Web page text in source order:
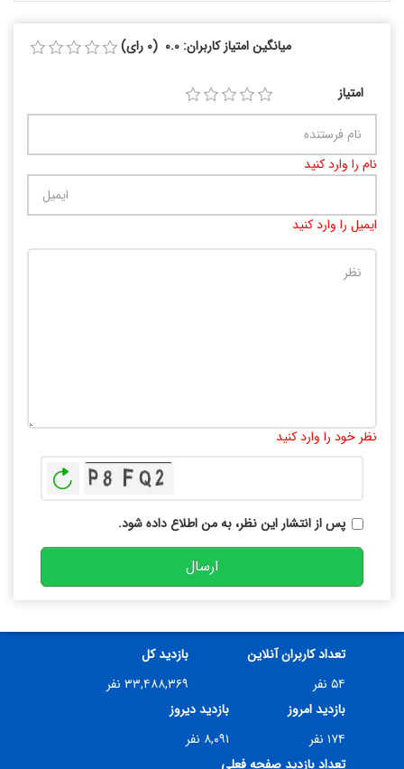
میانگین امتیاز کاربران: 0.0 (0 رای)
امتیاز
نام را وارد کنید
ایمیل را وارد کنید
نظر خود را وارد کنید
پس از انتشار این نظر، به من اطلاع داده شود.
ارسال
تعداد کاربران آنلاین
۵۴ نفر
بازدید کل
۳۳,۴۸۸,۳۶۹ نفر
بازدید امروز
۱۷۴ نفر
بازدید دیروز
۸,۰۹۱ نفر
تعداد بازدید صفحه فعلی